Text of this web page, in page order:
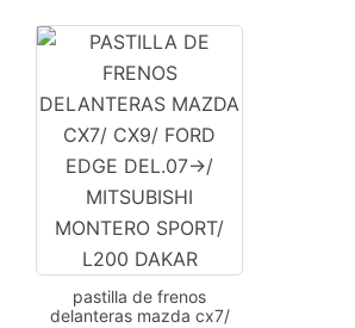
pastilla de frenos
delanteras mazda cx7/